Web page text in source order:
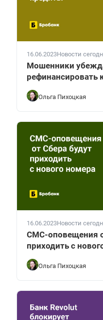
16.06.2023Новости
Мошенники
рефинансировать
Ольга Пихоцкая
16.06.2023Новости
СМС-оповещения
приходить с
Ольга Пихоцкая